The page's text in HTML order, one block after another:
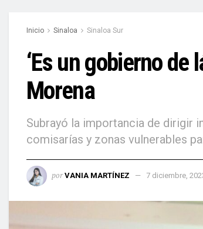
Inicio Sinaloa Sinaloa Sur
‘Es un gobierno de
Morena
Subrayó la importancia de dirigir
comisarías y zonas vulnerables
por VANIA MARTÍNEZ 7 diciembre,